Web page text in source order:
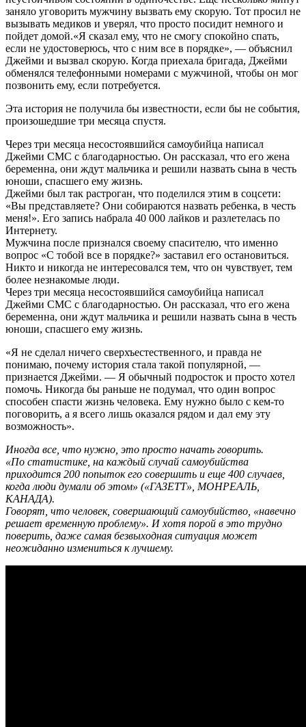
заняло уговорить мужчину вызвать ему скорую. Тот просил не
вызывать медиков и уверял, что просто посидит немного и
пойдет домой.«Я сказал ему, что не смогу спокойно спать,
если не удостоверюсь, что с ним все в порядке», — объяснил
Джейми и вызвал скорую. Когда приехала бригада, Джейми
обменялся телефонными номерами с мужчиной, чтобы он мог
позвонить ему, если потребуется.
Эта история не получила бы известности, если бы не события,
произошедшие три месяца спустя.
Через три месяца несостоявшийся самоубийца написал
Джейми СМС с благодарностью. Он рассказал, что его жена
беременна, они ждут мальчика и решили назвать сына в честь
юноши, спасшего ему жизнь.
Джейми был так растроган, что поделился этим в соцсети:
«Вы представляете? Они собираются назвать ребенка, в честь
меня!». Его запись набрала 40 000 лайков и разлетелась по
Интернету.
Мужчина после признался своему спасителю, что именно
вопрос «С тобой все в порядке?» заставил его остановиться.
Никто и никогда не интересовался тем, что он чувствует, тем
более незнакомые люди.
Через три месяца несостоявшийся самоубийца написал
Джейми СМС с благодарностью. Он рассказал, что его жена
беременна, они ждут мальчика и решили назвать сына в честь
юноши, спасшего ему жизнь.
«Я не сделал ничего сверхъестественного, и правда не
понимаю, почему история стала такой популярной, —
признается Джейми. — Я обычный подросток и просто хотел
помочь. Никогда бы раньше не подумал, что один вопрос
способен спасти жизнь человека. Ему нужно было с кем-то
поговорить, а я всего лишь оказался рядом и дал ему эту
возможность».
Иногда все, что нужно, это просто начать говорить.
«По статистике, на каждый случай самоубийства
приходится 200 попыток его совершить и еще 400 случаев,
когда люди думали об этом» («ГАЗЕТТ», МОНРЕАЛЬ,
КАНАДА).
Говорят, что человек, совершающий самоубийство, «навечно
решает временную проблему». И хотя порой в это трудно
поверить, даже самая безвыходная ситуация может
неожиданно измениться к лучшему.